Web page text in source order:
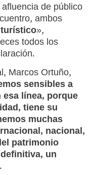
de público
ambos
»,
todos los
Marcos Ortuño,
sensibles a
línea, porque
tiene su
muchas
nacional,
patrimonio
un